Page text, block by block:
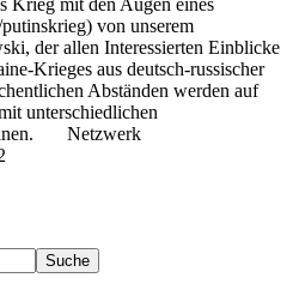
von unserem
der allen Interessierten Einblicke
Krieges aus deutsch-russischer
Abständen werden auf
unterschiedlichen
Netzwerk
Suche